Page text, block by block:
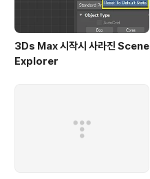
3Ds Max 시작시 사라진 Scene
Explorer